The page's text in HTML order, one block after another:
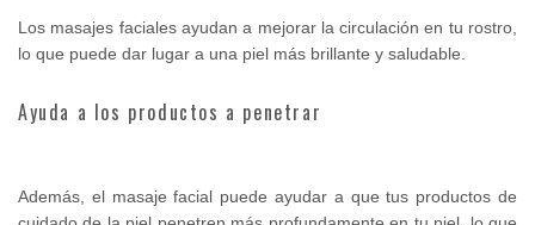
Los masajes faciales ayudan a mejorar la circulación en tu rostro,
lo que puede dar lugar a una piel más brillante y saludable.
Ayuda a los productos a penetrar
Además, el masaje facial puede ayudar a que tus productos de